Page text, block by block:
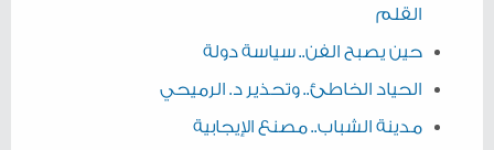
القلم
حين يصبح الفن.. سياسة دولة
الحياد الخاطئ.. وتحذير د. الرميحي
مدينة الشباب.. مصنع الإيجابية